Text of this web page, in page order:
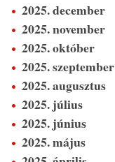
2025. december
2025. november
2025. október
2025. szeptember
2025. augusztus
2025. július
2025. június
2025. május